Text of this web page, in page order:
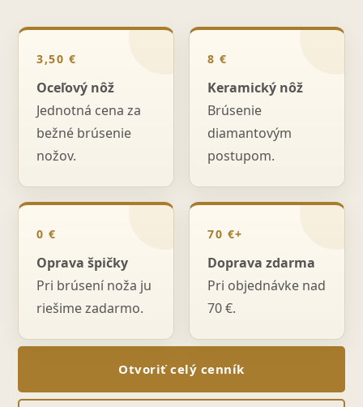
3,50 €
Oceľový nôž
Jednotná cena za
bežné brúsenie
nožov.
8 €
Keramický nôž
Brúsenie
diamantovým
postupom.
0 €
Oprava špičky
Pri brúsení noža ju
riešime zadarmo.
70 €+
Doprava zdarma
Pri objednávke nad
70 €.
Otvoriť celý cenník